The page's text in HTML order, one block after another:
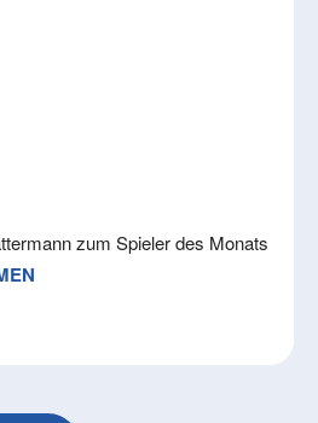
zum Spieler des Monats